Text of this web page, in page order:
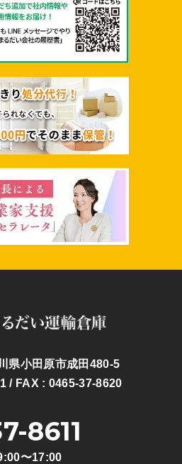
小田原市成田480-5
/ FAX : 0465-37-8620
8611
〜17:00